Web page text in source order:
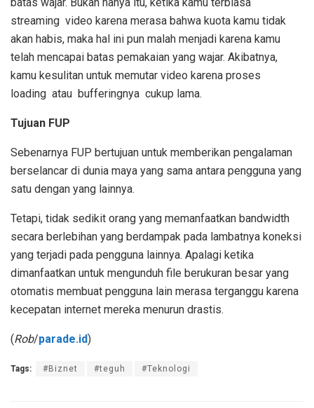
batas wajar. Bukan hanya itu, ketika kamu terbiasa
streaming video karena merasa bahwa kuota kamu tidak
akan habis, maka hal ini pun malah menjadi karena kamu
telah mencapai batas pemakaian yang wajar. Akibatnya,
kamu kesulitan untuk memutar video karena proses
loading atau bufferingnya cukup lama.
Tujuan FUP
Sebenarnya FUP bertujuan untuk memberikan pengalaman
berselancar di dunia maya yang sama antara pengguna yang
satu dengan yang lainnya.
Tetapi, tidak sedikit orang yang memanfaatkan bandwidth
secara berlebihan yang berdampak pada lambatnya koneksi
yang terjadi pada pengguna lainnya. Apalagi ketika
dimanfaatkan untuk mengunduh file berukuran besar yang
otomatis membuat pengguna lain merasa terganggu karena
kecepatan internet mereka menurun drastis.
(Rob/parade.id)
Tags: #Biznet #teguh #Teknologi